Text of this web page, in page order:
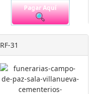
Pagar Aquí
RF-31